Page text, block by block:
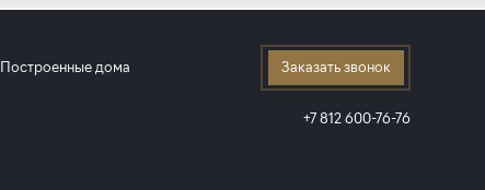
Построенные дома Заказать звонок
+7 812 600-76-76